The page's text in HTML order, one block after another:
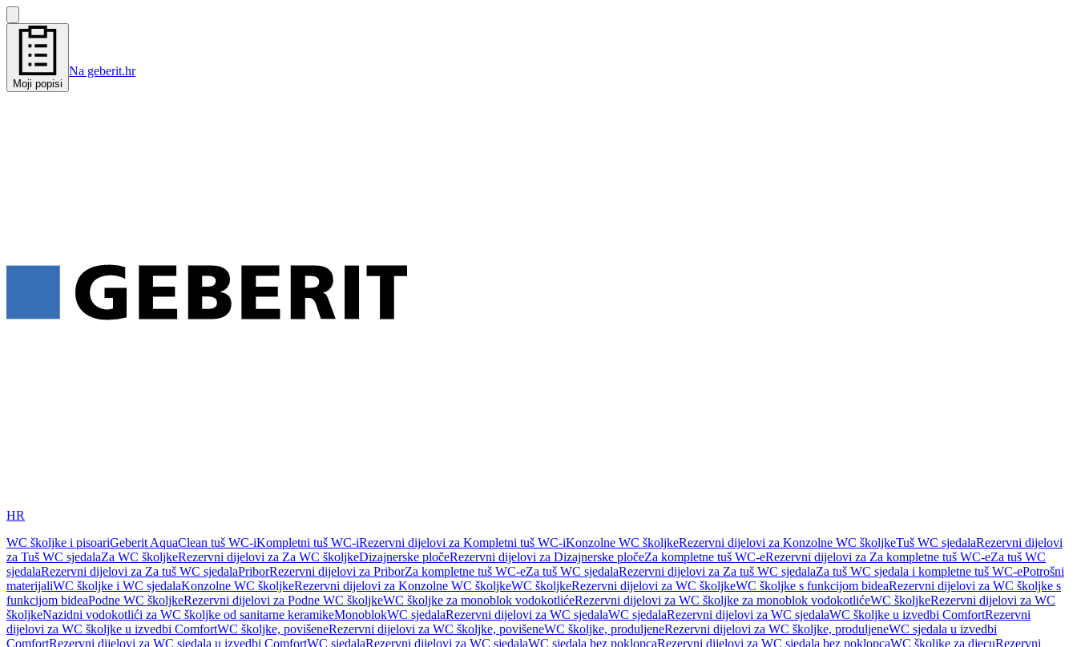
Moji popisi
Na geberit.hr
HR
WC školjke i pisoariGeberit AquaClean tuš WC-iKompletni tuš WC-iRezervni dijelovi za Kompletni tuš WC-iKonzolne WC školjkeRezervni dijelovi za Konzolne WC školjkeTuš WC sjedalaRezervni dijelovi
za Tuš WC sjedalaZa WC školjkeRezervni dijelovi za Za WC školjkeDizajnerske pločeRezervni dijelovi za Dizajnerske pločeZa kompletne tuš WC-eRezervni dijelovi za Za kompletne tuš WC-eZa tuš WC
sjedalaRezervni dijelovi za Za tuš WC sjedalaPriborRezervni dijelovi za PriborZa kompletne tuš WC-eZa tuš WC sjedalaRezervni dijelovi za Za tuš WC sjedalaZa tuš WC sjedala i kompletne tuš WC-ePotrošni
materijaliWC školjke i WC sjedalaKonzolne WC školjkeRezervni dijelovi za Konzolne WC školjkeWC školjkeRezervni dijelovi za WC školjkeWC školjke s funkcijom bideaRezervni dijelovi za WC školjke s
funkcijom bideaPodne WC školjkeRezervni dijelovi za Podne WC školjkeWC školjke za monoblok vodokotlićeRezervni dijelovi za WC školjke za monoblok vodokotlićeWC školjkeRezervni dijelovi za WC
školjkeNazidni vodokotlići za WC školjke od sanitarne keramikeMonoblokWC sjedalaRezervni dijelovi za WC sjedalaWC sjedalaRezervni dijelovi za WC sjedalaWC školjke u izvedbi ComfortRezervni
dijelovi za WC školjke u izvedbi ComfortWC školjke, povišeneRezervni dijelovi za WC školjke, povišeneWC školjke, produljeneRezervni dijelovi za WC školjke, produljeneWC sjedala u izvedbi
ComfortRezervni dijelovi za WC sjedala u izvedbi ComfortWC sjedalaRezervni dijelovi za WC sjedalaWC sjedala bez poklopcaRezervni dijelovi za WC sjedala bez poklopcaWC školjke za djecuRezervni